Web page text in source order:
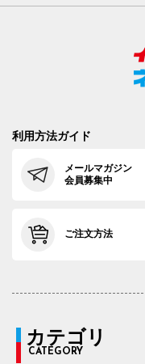
利用方法ガイド
メールマガジン
会員募集中
ご注文方法
カテゴリ
CATEGORY